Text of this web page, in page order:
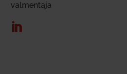
val­mentaja